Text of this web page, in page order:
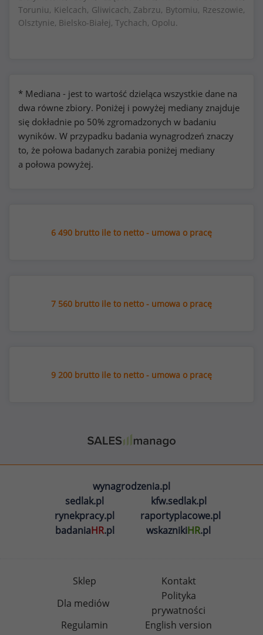
Toruniu, Kielcach, Gliwicach, Zabrzu, Bytomiu, Rzeszowie,
Olsztynie, Bielsko-Białej, Tychach, Opolu.
* Mediana - jest to wartość dzieląca wszystkie dane na
dwa równe zbiory. Poniżej i powyżej mediany znajduje
się dokładnie po 50% zgromadzonych w badaniu
wyników. W przypadku badania wynagrodzeń znaczy
to, że połowa badanych zarabia poniżej mediany
a połowa powyżej.
6 490 brutto ile to netto - umowa o pracę
7 560 brutto ile to netto - umowa o pracę
9 200 brutto ile to netto - umowa o pracę
wynagrodzenia.pl
sedlak.pl
kfw.sedlak.pl
rynekpracy.pl
raportyplacowe.pl
badaniaHR.pl wskaznikiHR.pl
Sklep
Kontakt
Dla mediów
Polityka
prywatności
Regulamin
English version